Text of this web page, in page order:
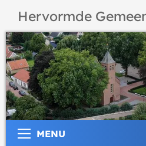
Hervormde
MENU